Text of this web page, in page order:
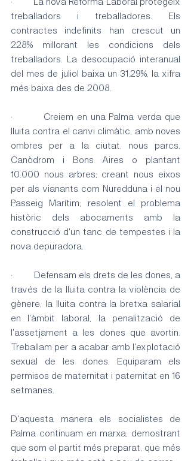
treballadors i treballadores. Els
contractes indefinits han crescut un
228% millorant les condicions dels
treballadors. La desocupació interanual
del mes de juliol baixa un 31,29%, la xifra
més baixa des de 2008.
·         Creiem en una Palma verda que
lluita contra el canvi climàtic, amb noves
ombres per a la ciutat, nous parcs,
Canòdrom i Bons Aires o plantant
10.000 nous arbres; creant nous eixos
per als vianants com Nuredduna i el nou
Passeig Marítim; resolent el problema
històric dels abocaments amb la
construcció d'un tanc de tempestes i la
nova depuradora.
·         Defensam els drets de les dones, a
través de la lluita contra la violència de
gènere, la lluita contra la bretxa salarial
en l'àmbit laboral, la penalització de
l'assetjament a les dones que avortin.
Treballam per a acabar amb l'explotació
sexual de les dones. Equiparam els
permisos de maternitat i paternitat en 16
setmanes.
D'aquesta manera els socialistes de
Palma continuam en marxa, demostrant
que som el partit més preparat, que més